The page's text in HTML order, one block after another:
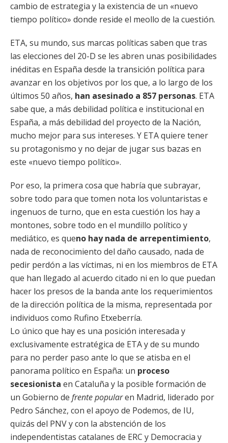
cambio de estrategia y la existencia de un «nuevo
tiempo político» donde reside el meollo de la cuestión.
ETA, su mundo, sus marcas políticas saben que tras
las elecciones del 20-D se les abren unas posibilidades
inéditas en España desde la transición política para
avanzar en los objetivos por los que, a lo largo de los
últimos 50 años, han asesinado a 857 personas. ETA
sabe que, a más debilidad política e institucional en
España, a más debilidad del proyecto de la Nación,
mucho mejor para sus intereses. Y ETA quiere tener
su protagonismo y no dejar de jugar sus bazas en
este «nuevo tiempo político».
Por eso, la primera cosa que habría que subrayar,
sobre todo para que tomen nota los voluntaristas e
ingenuos de turno, que en esta cuestión los hay a
montones, sobre todo en el mundillo político y
mediático, es queno hay nada de arrepentimiento,
nada de reconocimiento del daño causado, nada de
pedir perdón a las víctimas, ni en los miembros de ETA
que han llegado al acuerdo citado ni en lo que puedan
hacer los presos de la banda ante los requerimientos
de la dirección política de la misma, representada por
individuos como Rufino Etxeberría.
Lo único que hay es una posición interesada y
exclusivamente estratégica de ETA y de su mundo
para no perder paso ante lo que se atisba en el
panorama político en España: un proceso
secesionista en Cataluña y la posible formación de
un Gobierno de frente popularen Madrid, liderado por
Pedro Sánchez, con el apoyo de Podemos, de IU,
quizás del PNV y con la abstención de los
independentistas catalanes de ERC y Democracia y